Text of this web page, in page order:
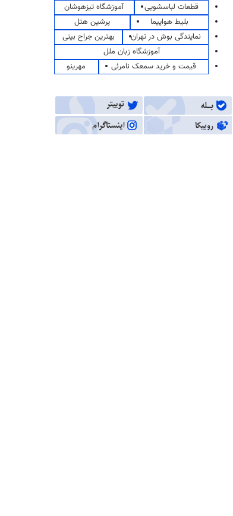
قطعات لباسشویی
آموزشگاه تیزهوشان
بلیط هواپیما
پرشین هتل
نمایندگی بوش در تهران
بهترین جراح بینی
آموزشگاه زبان ملل
قیمت و خرید سمعک نامرئی
مهرینو